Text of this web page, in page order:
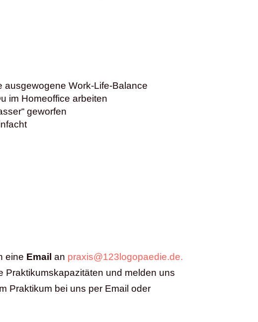
ausgewogene Work-Life-Balance
im Homeoffice arbeiten
geworfen
eine Email an praxis@123logopaedie.de.
Praktikumskapazitäten und melden uns
Praktikum bei uns per Email oder